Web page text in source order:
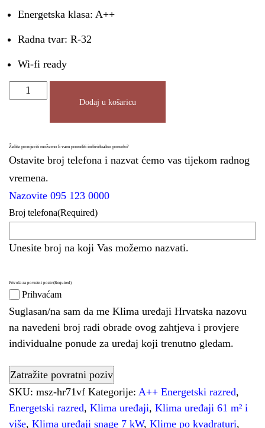
Energetska klasa: A++
Radna tvar: R-32
Wi-fi ready
Dodaj u košaricu
Želite provjeriti možemo li vam ponuditi individualnu ponudu?
Ostavite broj telefona i nazvat ćemo vas tijekom radnog
vremena.
Nazovite 095 123 0000
Broj telefona(Required)
Unesite broj na koji Vas možemo nazvati.
Privola za povratni poziv(Required)
Prihvaćam
Suglasan/na sam da me Klima uređaji Hrvatska nazovu
na navedeni broj radi obrade ovog zahtjeva i provjere
individualne ponude za uređaj koji trenutno gledam.
SKU: msz-hr71vf Kategorije: A++ Energetski razred,
Energetski razred, Klima uređaji, Klima uređaji 61 m² i
više, Klima uređaji snage 7 kW, Klime po kvadraturi,